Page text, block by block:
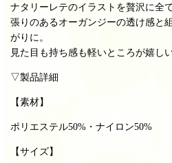
ナタリーレテのイラストを贅沢に全
張りのあるオーガンジーの透け感と
がりに。
見た目も持ち感も軽いところが嬉し
▽製品詳細
【素材】
ポリエステル50%・ナイロン50%
【サイズ】